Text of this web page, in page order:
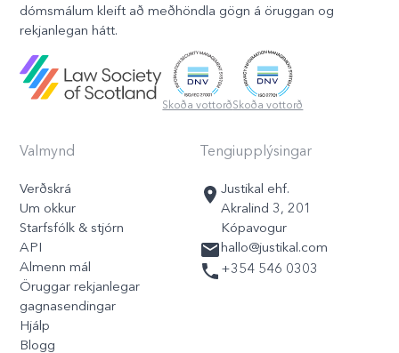
dómsmálum kleift að meðhöndla gögn á öruggan og
rekjanlegan hátt.
Skoða vottorðSkoða vottorð
Valmynd
Verðskrá
Um okkur
Starfsfólk & stjórn
API
Almenn mál
Öruggar rekjanlegar
gagnasendingar
Hjálp
Blogg
Tengiupplýsingar
Justikal ehf.
Akralind 3, 201
Kópavogur
hallo@justikal.com
+354 546 0303